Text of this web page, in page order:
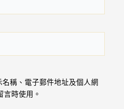
名稱、電子郵件地址及個人網
言時使用。